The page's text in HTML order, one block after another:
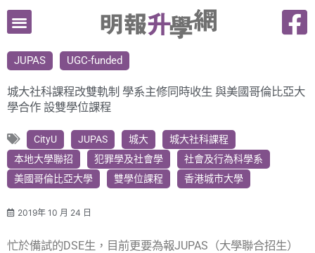
跳
要
內
容
JUPAS UGC-funded
城大社科課程改雙軌制 學系主修同時收生 與美國哥倫比亞大
學合作 設雙學位課程
CityU JUPAS 城大
城大社科課程
本地大學聯招
犯罪學及社會學
社會及行為科學系
美國哥倫比亞大學
雙學位課程 香港城市大學
2019年 10 月 24 日
忙於備試的DSE生，目前更要為報JUPAS（大學聯合招生）